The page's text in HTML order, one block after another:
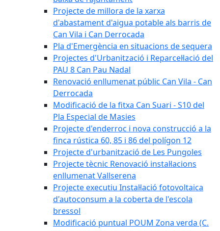
Projecte de millora de la xarxa
d'abastament d'aigua potable als barris de
Can Vila i Can Derrocada
Pla d'Emergència en situacions de sequera
Projectes d'Urbanització i Reparcel·lació del
PAU 8 Can Pau Nadal
Renovació enllumenat públic Can Vila - Can
Derrocada
Modificació de la fitxa Can Suari - S10 del
Pla Especial de Masies
Projecte d'enderroc i nova construcció a la
finca rústica 60, 85 i 86 del polígon 12
Projecte d'urbanització de Les Pungoles
Projecte tècnic Renovació instal·lacions
enllumenat Vallserena
Projecte executiu Instal·lació fotovoltaica
d'autoconsum a la coberta de l'escola
bressol
Modificació puntual POUM Zona verda (C.